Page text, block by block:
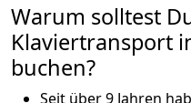
Warum solltest
Klaviertransport
buchen?
Seit über 9 Jahren